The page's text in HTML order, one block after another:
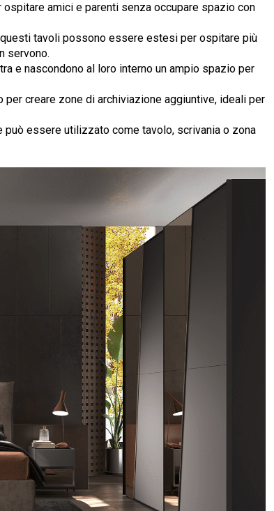
amici e parenti senza occupare spazio con
tavoli possono essere estesi per ospitare più
servono.
e nascondono al loro interno un ampio spazio per
creare zone di archiviazione aggiuntive, ideali per
può essere utilizzato come tavolo, scrivania o zona